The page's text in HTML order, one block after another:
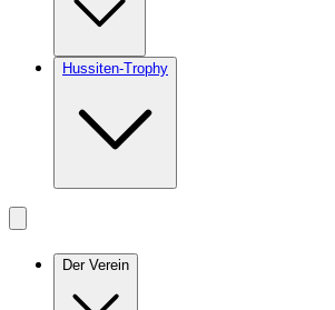
Hussiten-Trophy
Der Verein